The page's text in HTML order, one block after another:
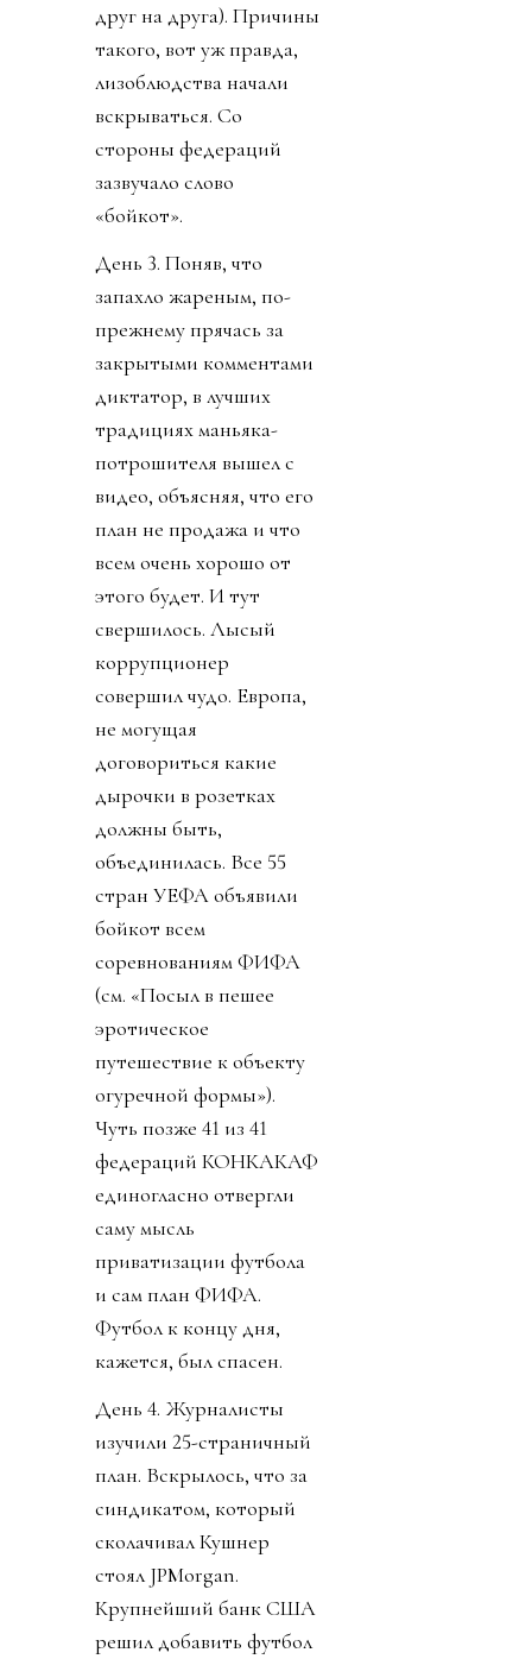
друг на друга). Причины
такого, вот уж правда,
лизоблюдства начали
вскрываться. Со
стороны федераций
зазвучало слово
«бойкот».
День 3. Поняв, что
запахло жареным, по-
прежнему прячась за
закрытыми комментами
диктатор, в лучших
традициях маньяка-
потрошителя вышел с
видео, объясняя, что его
план не продажа и что
всем очень хорошо от
этого будет. И тут
свершилось. Лысый
коррупционер
совершил чудо. Европа,
не могущая
договориться какие
дырочки в розетках
должны быть,
объединилась. Все 55
стран УЕФА объявили
бойкот всем
соревнованиям ФИФА
(см. «Посыл в пешее
эротическое
путешествие к объекту
огуречной формы»).
Чуть позже 41 из 41
федераций КОНКАКАФ
единогласно отвергли
саму мысль
приватизации футбола
и сам план ФИФА.
Футбол к концу дня,
кажется, был спасен.
День 4. Журналисты
изучили 25-страничный
план. Вскрылось, что за
синдикатом, который
сколачивал Кушнер
стоял JPMorgan.
Крупнейший банк США
решил добавить футбол